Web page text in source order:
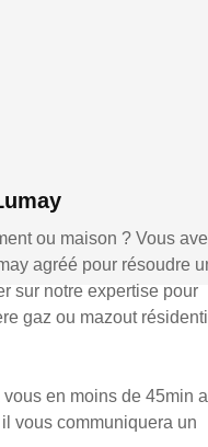
ou maison ? Vous
agréé pour résoudre
sur notre expertise pour
gaz ou mazout
en moins de 45min
vous communiquera un